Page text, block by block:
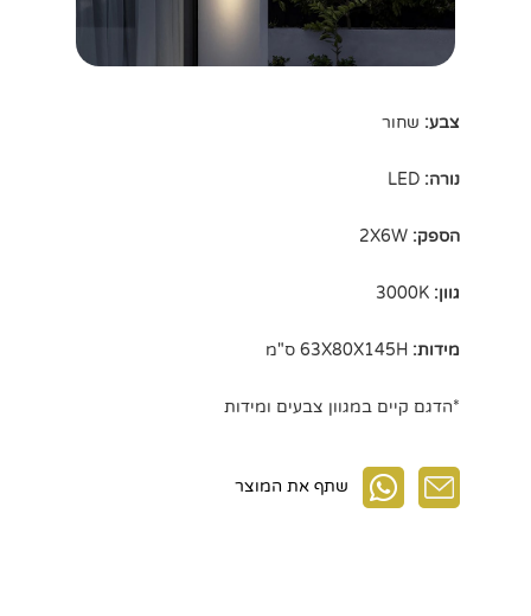
צבע: שחור
נורה:
הספק:
גוון:
מידות:
*הדגם קיים במגוון צבעים ומידות
שתף את המוצר